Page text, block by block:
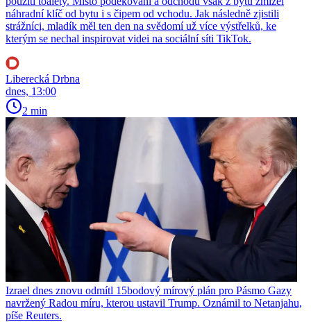
náhradní klíč od bytu i s čipem od vchodu. Jak následně zjistili
strážníci, mladík měl ten den na svědomí už více výstřelků, ke
kterým se nechal inspirovat videi na sociální síti TikTok.
Liberecká Drbna
dnes, 13:00
2 min
Izrael dnes znovu odmítl 15bodový mírový plán pro Pásmo Gazy
navržený Radou míru, kterou ustavil Trump. Oznámil to Netanjahu,
píše Reuters.